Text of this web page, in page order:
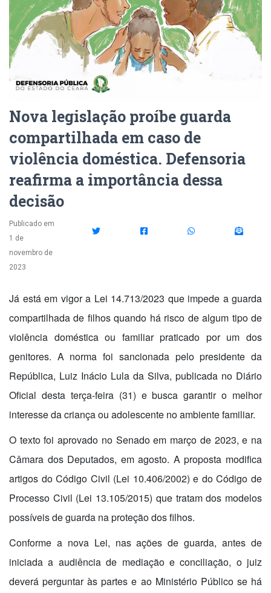
Nova legislação proíbe guarda
compartilhada em caso de
violência doméstica. Defensoria
reafirma a importância dessa
decisão
Publicado em
1 de
novembro de
2023
Já está em vigor a Lei 14.713/2023 que impede a guarda
compartilhada de filhos quando há risco de algum tipo de
violência doméstica ou familiar praticado por um dos
genitores. A norma foi sancionada pelo presidente da
República, Luiz Inácio Lula da Silva, publicada no Diário
Oficial desta terça-feira (31) e busca garantir o melhor
interesse da criança ou adolescente no ambiente familiar.
O texto foi aprovado no Senado em março de 2023, e na
Câmara dos Deputados, em agosto. A proposta modifica
artigos do Código Civil (Lei 10.406/2002) e do Código de
Processo Civil (Lei 13.105/2015) que tratam dos modelos
possíveis de guarda na proteção dos filhos.
Conforme a nova Lei, nas ações de guarda, antes de
iniciada a audiência de mediação e conciliação, o juiz
deverá perguntar às partes e ao Ministério Público se há